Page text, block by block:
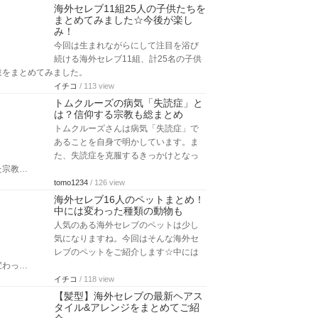
海外セレブ11組25人の子供たちを
まとめてみました☆今後が楽し
み！
今回は生まれながらにして注目を浴び
続ける海外セレブ11組、計25名の子供
をまとめてみました。
イチコ / 113 view
トムクルーズの病気「失読症」と
は？信仰する宗教も総まとめ
トムクルーズさんは病気「失読症」で
あることを自身で明かしています。ま
た、失読症を克服するきっかけとなっ
宗教…
tomo1234 / 126 view
海外セレブ16人のペットまとめ！
中には変わった種類の動物も
人気のある海外セレブのペットは少し
気になりますね。今回はそんな海外セ
レブのペットをご紹介します☆中には
わっ…
イチコ / 118 view
【髪型】海外セレブの最新ヘアス
タイル&アレンジをまとめてご紹